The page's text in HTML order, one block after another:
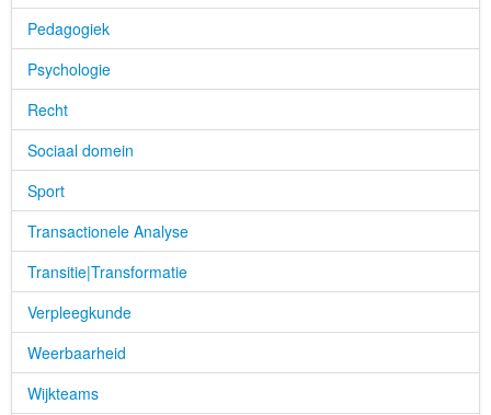
Pedagogiek
Psychologie
Recht
Sociaal domein
Sport
Transactionele Analyse
Transitie|Transformatie
Verpleegkunde
Weerbaarheid
Wijkteams